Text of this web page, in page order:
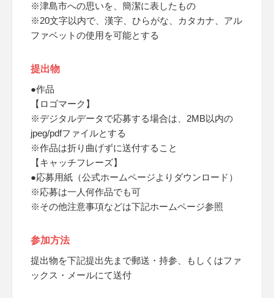
※津島市への思いを、簡潔に表したもの
※20文字以内で、漢字、ひらがな、カタカナ、アル
ファベットの使用を可能とする
提出物
●作品
【ロゴマーク】
※デジタルデータで応募する場合は、2MB以内の
jpeg/pdfファイルとする
※作品は折り曲げずに送付すること
【キャッチフレーズ】
●応募用紙（公式ホームページよりダウンロード）
※応募は一人何作品でも可
※その他注意事項などは下記ホームページ参照
参加方法
提出物を下記提出先まで郵送・持参、もしくはファ
ックス・メールにて送付